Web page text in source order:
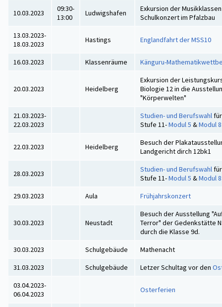
10.03.2023
09:30-
13:00
Ludwigshafen
Exkursion der
Schulkonzert im Pfalzbau
13.03.2023-
18.03.2023
Hastings Englandfahrt der MSS10
16.03.2023 Klassenräume Känguru-
20.03.2023 Heidelberg
Exkursion der
Biologie 12 in die
"Körperwelten"
21.03.2023-
22.03.2023
Studien- und Berufswahl
Stufe 11-Modul 5 &Modul 8
22.03.2023 Heidelberg
Besuch der
Landgericht dirch 12bk1
28.03.2023 Studien- und Berufswahl
Stufe 11-Modul 5 &Modul 8
29.03.2023
Aula Frühjahrskonzert
30.03.2023 Neustadt
Besuch der Ausstellung
Terror" der Gedenkstätte
durch die Klasse 9d.
30.03.2023
Schulgebäude
Mathenacht
31.03.2023
Schulgebäude Letzer Schultag vor den
03.04.2023-
06.04.2023
Osterferien